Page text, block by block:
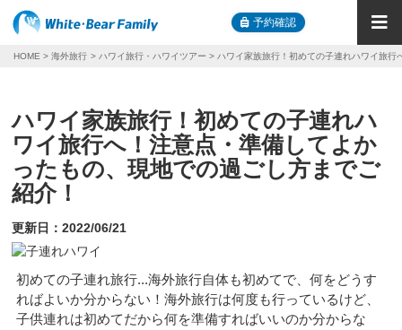
予約確認
HOME 海外旅行 ハワイ旅行・ハワイツアー ハワイ家族旅行！初めての子連れハワイ旅
ハワイ家族旅行！初めての子連れハ
ワイ旅行へ！注意点・準備してよか
ったもの、現地での過ごし方までご
紹介！
更新日：2022/06/21
初めての子連れ旅行...海外旅行自体も初めてで、何をどうす
ればよいか分からない！海外旅行は何度も行っているけど、
子供連れは初めてだから何を準備すればいいのか分からな